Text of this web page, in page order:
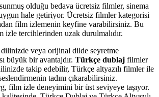
olduğu bedava ücretsiz filmler, sinema
hale getiriyor. Ücretsiz filmler kategorisi
film izlemenin keyfine varabilirsiniz. Bu
izle tercihlerinden uzak durulmalıdır.
veya orijinal dilde seyretme
büyük bir avantajdır. Türkçe dublaj filmler
takip edebilir, Türkçe altyazılı filmler ile
tadını çıkarabilirsiniz.
film izle deneyimini bir üst seviyeye taşıyor.